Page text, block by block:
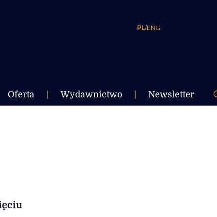
PL/ENG
Oferta Wydawnictwo Newsletter